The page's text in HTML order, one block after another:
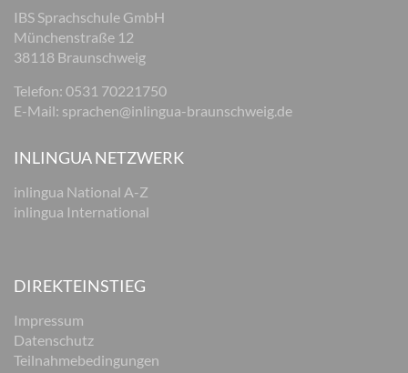
IBS Sprachschule GmbH
Münchenstraße 12
38118 Braunschweig
Telefon: 0531 70221750
E-Mail: sprachen@inlingua-braunschweig.de
INLINGUA NETZWERK
inlingua National A-Z
inlingua International
DIREKTEINSTIEG
Impressum
Datenschutz
Teilnahmebedingungen